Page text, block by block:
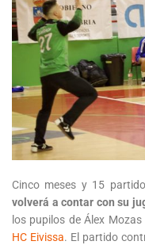
Cinco meses y 15
volverá a contar con su
los pupilos de Álex
HC Eivissa. El partido